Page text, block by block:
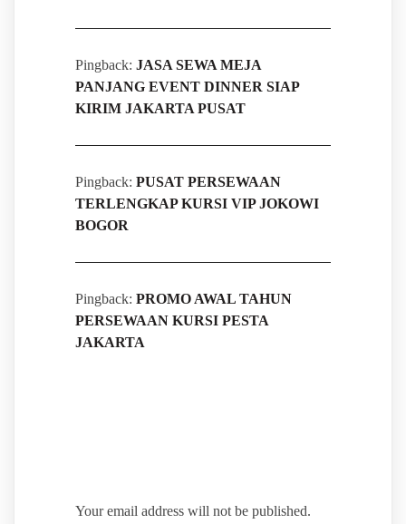
Pingback: JASA SEWA MEJA
PANJANG EVENT DINNER SIAP
KIRIM JAKARTA PUSAT
Pingback: PUSAT PERSEWAAN
TERLENGKAP KURSI VIP JOKOWI
BOGOR
Pingback: PROMO AWAL TAHUN
PERSEWAAN KURSI PESTA
JAKARTA
Your email address will not be published.